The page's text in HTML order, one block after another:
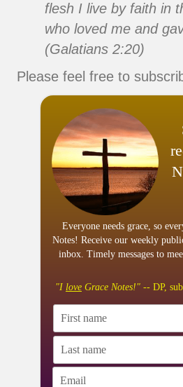
flesh I live by faith in
who loved me and
(Galatians 2:20)
Please feel free to
Everyone needs grace, so
Notes! Receive our weekly
inbox. Timely messages to
"I love Grace Notes!" -- DP,